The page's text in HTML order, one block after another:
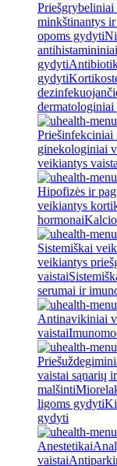
minkštinantys ir
opoms gydyti
gydyti
gydyti
dermatologiniai
Priešinfekciniai
ginekologiniai
veikiantys
Hipofizės ir
veikiantys
hormonai
Sistemiškai
veikiantys
vaistai
serumai ir
Antinavikiniai
vaistai
vaistai sąnarių
malšinti
ligoms gydyti
gydyti
Anestetikai
vaistai